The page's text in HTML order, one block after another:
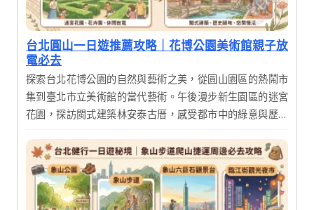
台北圓山一日遊推薦攻略｜花博公園美術館親子放
電必去
探索台北花博公園的自然與藝術之美，從圓山園區的熱鬧市
集到臺北市立美術館的當代藝術。午後漫步新生園區的迷宮
花園，探訪閩式建築林安泰古厝，感受都市中的綠意與歷史